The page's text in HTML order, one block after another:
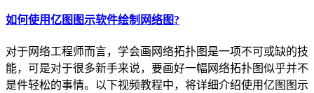
如何使用亿图图示软件绘制网络图?
对于网络工程师而言，学会画网络拓扑图是一项不可或缺的技
能，可是对于很多新手来说，要画好一幅网络拓扑图似乎并不
是件轻松的事情。以下视频教程中，将详细介绍使用亿图图示